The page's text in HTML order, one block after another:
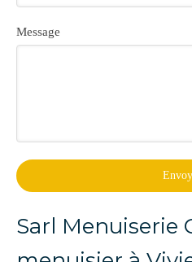
Message
Sarl Menuiserie